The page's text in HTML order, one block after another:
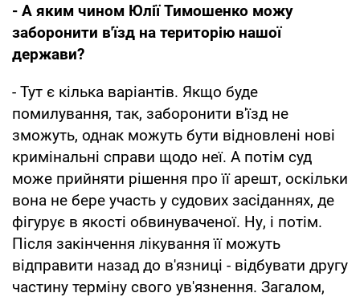
- А яким чином Юлії Тимошенко можу
заборонити в'їзд на територію нашої
держави?
- Тут є кілька варіантів. Якщо буде
помилування, так, заборонити в'їзд не
зможуть, однак можуть бути відновлені нові
кримінальні справи щодо неї. А потім суд
може прийняти рішення про її арешт, оскільки
вона не бере участь у судових засіданнях, де
фігурує в якості обвинуваченої. Ну, і потім.
Після закінчення лікування її можуть
відправити назад до в'язниці - відбувати другу
частину терміну свого ув'язнення. Загалом,